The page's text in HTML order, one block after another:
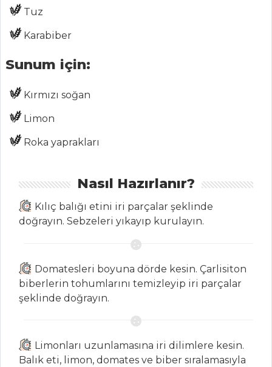
Kurabiyesi
KARAMELLİ VE
Hamur İşleri Tüm
böreği nasıl yapılır?
Ev hanımından
Ege otları
tarifi
Masterchef Tüm
PILAV VE
Tuz
Karabiber
Sunum için:
Kırmızı soğan
Limon
Roka yaprakları
Nasıl Hazırlanır?
Kılıç balığı etini iri parçalar şeklinde
doğrayın. Sebzeleri yıkayıp kurulayın.
Domatesleri boyuna dörde kesin. Çarlisiton
biberlerin tohumlarını temizleyip iri parçalar
şeklinde doğrayın.
Limonları uzunlamasına iri dilimlere kesin.
Balık eti, limon, domates ve biber sıralamasıyla